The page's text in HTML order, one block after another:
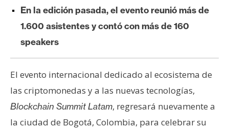
A
n
á
l
i
i
s
En la edición pasada, el evento reunió más de
1.600 asistentes y contó con más de 160
speakers
El evento internacional dedicado al ecosistema de
las criptomonedas y a las nuevas tecnologías,
Blockchain Summit Latam, regresará nuevamente a
la ciudad de Bogotá, Colombia, para celebrar su